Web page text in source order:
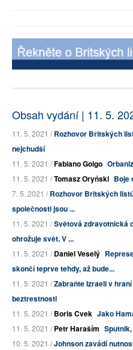
Obsah vydání | 11. 5.
11. 5. 2021 /Rozhovor Britských
nejchudší
11. 5. 2021 /Fabiano Golgo
11. 5. 2021 /Tomasz Oryński Boje
7. 5. 2021 /Rozhovor Britských
společnosti jsou ...
11. 5. 2021 /Světová zdravotnická
ohrožuje svět. V ...
11. 5. 2021 /Daniel Veselý
skončí teprve tehdy, až bude...
11. 5. 2021 /Zabraňte Izraeli v
beztrestnosti
11. 5. 2021 /Boris Cvek Jako
11. 5. 2021 /Petr Haraším
10. 5. 2021 /Johnson zavádí